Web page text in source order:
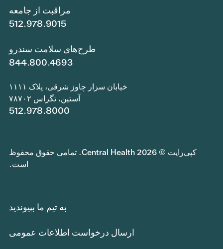
مراقبت از جامعه
512.978.9015
طرح‌های سلامت سندرو
844.800.4693
خیابان سزار چاوز شرقی، پلاک ۱۱۱۱
آستین، تگزاس ۷۸۷۰۲
512.978.8000
کپی‌رایت © 2026 Central Health. تمامی حقوق محفوظ
است.
به تیم ما بپیوندید
ارسال درخواست اطلاعات عمومی